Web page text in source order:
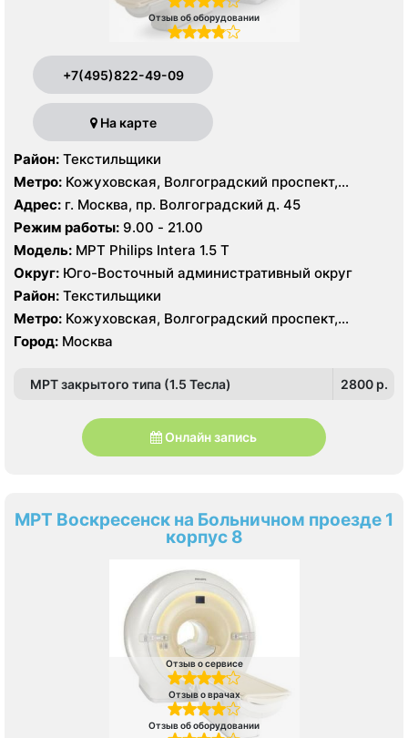
Отзыв об оборудовании
+7(495)822-49-09
На карте
Район: Текстильщики
Метро: Кожуховская, Волгоградский проспект,
Текстильщики
Адрес: г. Москва, пр. Волгоградский д. 45
Режим работы: 9.00 - 21.00
Модель: МРТ Philips Intera 1.5 T
Округ: Юго-Восточный административный округ
Район: Текстильщики
Метро: Кожуховская, Волгоградский проспект,
Текстильщики
Город: Москва
МРТ закрытого типа (1.5 Тесла) 2800 p.
Онлайн запись
МРТ Воскресенск на Больничном проезде 1
корпус 8
Отзыв о сервисе
Отзыв о врачах
Отзыв об оборудовании